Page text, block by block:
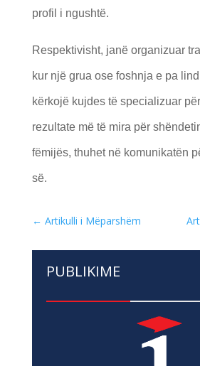
profil i ngushtë.
Respektivisht, janë organizuar
kur një grua ose foshnja e pa
kërkojë kujdes të specializuar
rezultate më të mira për
fëmijës, thuhet në komunikatën
së.
← Artikulli i Mëparshëm
PUBLIKIME